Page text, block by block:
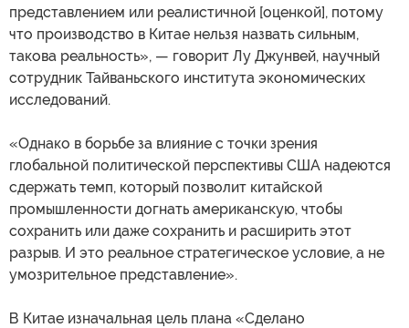
представлением или реалистичной [оценкой], потому
что производство в Китае нельзя назвать сильным,
такова реальность», — говорит Лу Джунвей, научный
сотрудник Тайваньского института экономических
исследований.
«Однако в борьбе за влияние с точки зрения
глобальной политической перспективы США надеются
сдержать темп, который позволит китайской
промышленности догнать американскую, чтобы
сохранить или даже сохранить и расширить этот
разрыв. И это реальное стратегическое условие, а не
умозрительное представление».
В Китае изначальная цель плана «Сделано